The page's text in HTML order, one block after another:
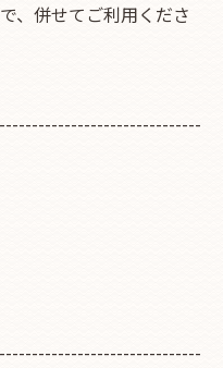
、併せてご利用くださ